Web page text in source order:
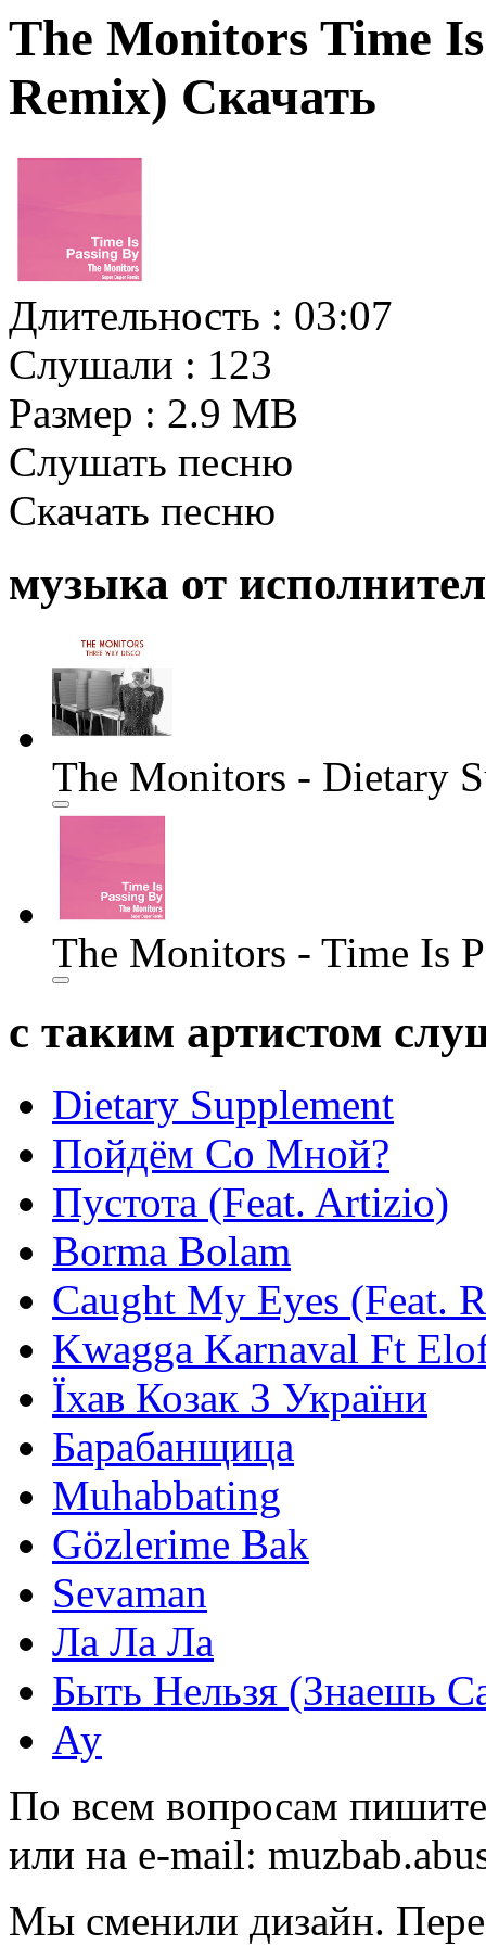
The Monitors Time
Remix) Скачать
Длительность : 03:07
Слушали : 123
Размер : 2.9 MB
Слушать песню
Скачать песню
музыка от
The Monitors - Dietary
The Monitors - Time Is
с таким артистом
Dietary Supplement
Пойдём Со Мной?
Пустота (Feat. Artizio)
Borma Bolam
Caught My Eyes (Feat.
Kwagga Karnaval Ft
Їхав Козак З України
Барабанщица
Muhabbating
Gözlerime Bak
Sevaman
Ла Ла Ла
Быть Нельзя (Знаешь
Ау
По всем вопросам
или на e-mail:
Мы сменили дизайн.